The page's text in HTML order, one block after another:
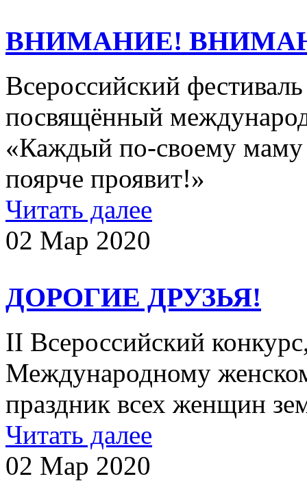
ВНИМАНИЕ!
Всероссийский
посвящённый
«Каждый по-своему маму
поярче проявит!»
Читать далее
02 Мар 2020
ДОРОГИЕ ДРУЗЬЯ!
II Всероссийский
Международному
праздник всех женщин
Читать далее
02 Мар 2020